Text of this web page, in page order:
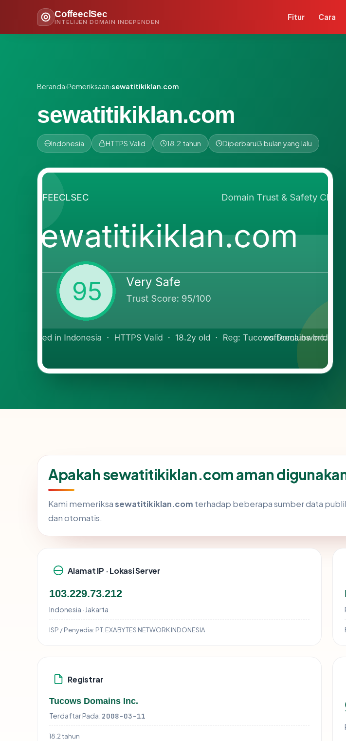
CoffeeclSec
INTELIJEN DOMAIN INDEPENDEN
Fitur Cara
Beranda›Pemeriksaan›sewatitikiklan.com
sewatitikiklan.com
Indonesia HTTPS Valid 18.2 tahun Diperbarui3 bulan yang lalu
Apakah sewatitikiklan.com aman
Kami memeriksasewatitikiklan.com terhadap beberapa sumber data
dan otomatis.
Alamat IP · Lokasi Server
103.229.73.212
Indonesia · Jakarta
ISP / Penyedia: PT. EXABYTES NETWORK INDONESIA
Registrar
Tucows Domains Inc.
Terdaftar Pada: 2008-03-11
18.2 tahun